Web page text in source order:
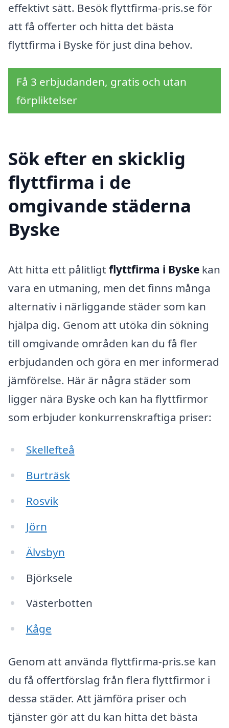
effektivt sätt. Besök flyttfirma-pris.se för
att få offerter och hitta det bästa
flyttfirma i Byske för just dina behov.
Få 3 erbjudanden, gratis och utan
förpliktelser
Sök efter en skicklig
flyttfirma i de
omgivande städerna
Byske
Att hitta ett pålitligt flyttfirma i Byske kan
vara en utmaning, men det finns många
alternativ i närliggande städer som kan
hjälpa dig. Genom att utöka din sökning
till omgivande områden kan du få fler
erbjudanden och göra en mer informerad
jämförelse. Här är några städer som
ligger nära Byske och kan ha flyttfirmor
som erbjuder konkurrenskraftiga priser:
Skellefteå
Burträsk
Rosvik
Jörn
Älvsbyn
Björksele
Västerbotten
Kåge
Genom att använda flyttfirma-pris.se kan
du få offertförslag från flera flyttfirmor i
dessa städer. Att jämföra priser och
tjänster gör att du kan hitta det bästa